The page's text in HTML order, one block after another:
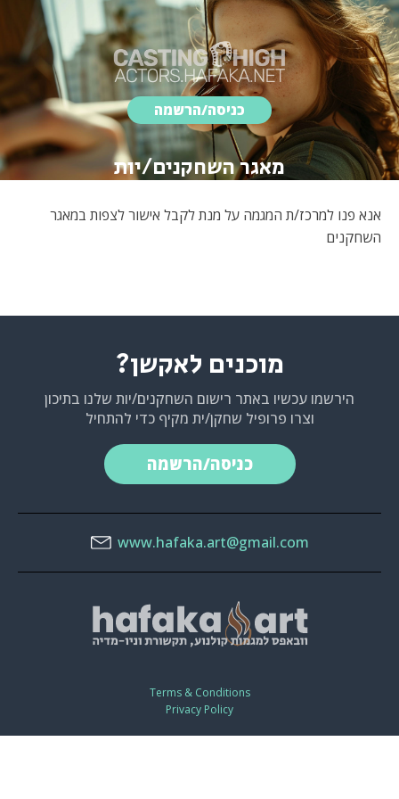
כניסה/הרשמה
מאגר השחקנים/יות
אנא פנו למרכז/ת המגמה על מנת לקבל אישור לצפות במאגר
השחקנים
מוכנים לאקשן?
הירשמו עכשיו באתר רישום השחקנים/יות שלנו בתיכון
וצרו פרופיל שחקן/ית מקיף כדי להתחיל
כניסה/הרשמה
www.hafaka.art@gmail.com
Terms & Conditions
Privacy Policy